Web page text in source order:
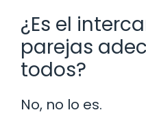
¿Es el
parejas
todos?
No, no lo es.